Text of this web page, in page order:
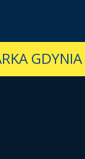
GDYNIA